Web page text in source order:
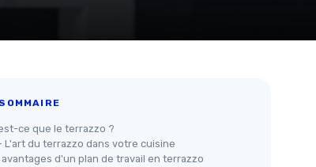
SOMMAIRE
ce que le terrazzo ?
L'art du terrazzo dans votre cuisine
avantages d'un plan de travail en terrazzo